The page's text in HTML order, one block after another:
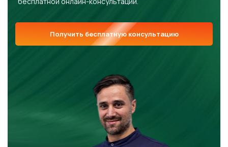
Получить бесплатную консультацию